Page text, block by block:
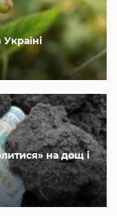
на дощ і